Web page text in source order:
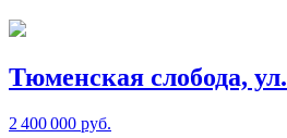
Тюменская слобода,
2 400 000 руб.